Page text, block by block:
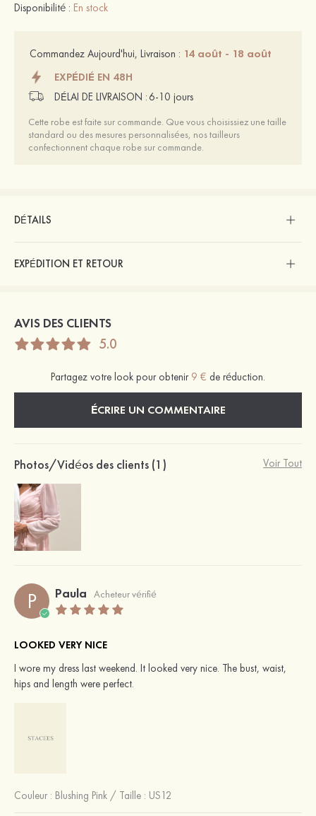
Disponibilité : En stock
Commandez Aujourd'hui, Livraison : 14 août - 18 août
EXPÉDIÉ EN 48H
DÉLAI DE LIVRAISON : 6-10 jours
Cette robe est faite sur commande. Que vous choisissiez une taille
standard ou des mesures personnalisées, nos tailleurs
confectionnent chaque robe sur commande.
DÉTAILS
EXPÉDITION ET RETOUR
AVIS DES CLIENTS
5.0
Partagez votre look pour obtenir 9 € de réduction.
ÉCRIRE UN COMMENTAIRE
Photos/Vidéos des clients (1) Voir Tout
P Paula Acheteur vérifié
LOOKED VERY NICE
I wore my dress last weekend. It looked very nice. The bust, waist,
hips and length were perfect.
Couleur : Blushing Pink / Taille : US12